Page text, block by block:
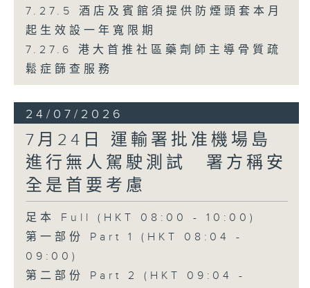
7.27.5 酒店及賓館須提供防煙頭套本月
起生效設一年寬限期
7.27.6 港大首推社區藥劑師主導骨質疏
鬆症篩查服務
24/07/2026
7月24日 運輸署批准機場島
進行無人駕駛測試 署方稱安
全是首要考慮
足本 Full (HKT 08:00 - 10:00)
第一部份 Part 1 (HKT 08:04 -
09:00)
第二部份 Part 2 (HKT 09:04 -